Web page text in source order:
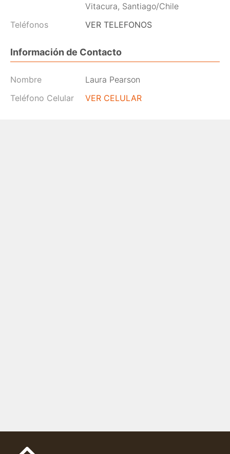
Vitacura, Santiago/Chile
Teléfonos
VER TELEFONOS
Información de Contacto
Nombre
Laura Pearson
Teléfono Celular
VER CELULAR